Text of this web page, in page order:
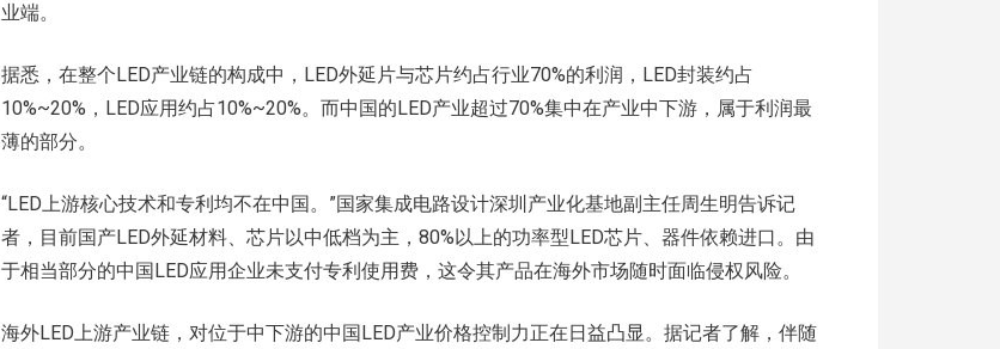
业端。
据悉，在整个LED产业链的构成中，LED外延片与芯片约占行业70%的利润，LED封装约占
10%~20%，LED应用约占10%~20%。而中国的LED产业超过70%集中在产业中下游，属于利润最
薄的部分。
“LED上游核心技术和专利均不在中国。”国家集成电路设计深圳产业化基地副主任周生明告诉记
者，目前国产LED外延材料、芯片以中低档为主，80%以上的功率型LED芯片、器件依赖进口。由
于相当部分的中国LED应用企业未支付专利使用费，这令其产品在海外市场随时面临侵权风险。
海外LED上游产业链，对位于中下游的中国LED产业价格控制力正在日益凸显。据记者了解，伴随